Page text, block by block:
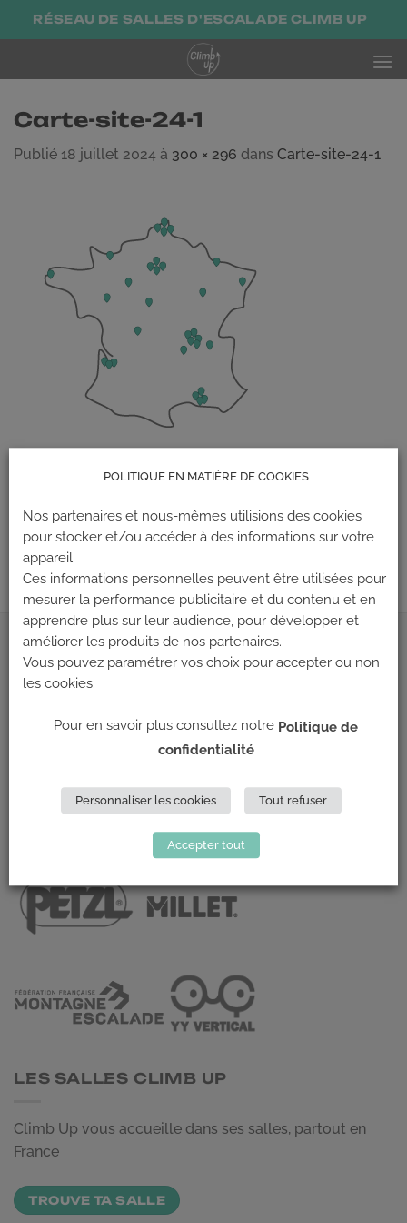
PasserRÉSEAU DE SALLES D'ESCALADE CLIMB UP
Carte-site-24-1
Publié 18 juillet 2024 à 300 × 296 dans Carte-site-24-1
← Précédent
Suivant→
ADRESSE
148 Avenue Jean Jaurès
NOUS CONTACTER
LES PARTENAIRES
LES SALLES CLIMB UP
Climb Up vous accueille dans ses salles, partout en
France
TROUVE TA SALLE
POLITIQUE EN MATIÈRE DE COOKIES
Nos partenaires et nous-mêmes utilisions des cookies
pour stocker et/ou accéder à des informations sur votre
appareil.
Ces informations personnelles peuvent être utilisées pour
mesurer la performance publicitaire et du contenu et en
apprendre plus sur leur audience, pour développer et
améliorer les produits de nos partenaires.
Vous pouvez paramétrer vos choix pour accepter ou non
les cookies.
Pour en savoir plus consultez notre Politique de
confidentialité
Personnaliser les cookies Tout refuser
Accepter tout